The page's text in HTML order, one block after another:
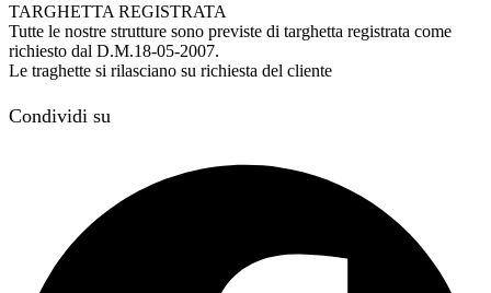
TARGHETTA REGISTRATA
Tutte le nostre strutture sono previste di targhetta registrata come
richiesto dal D.M.18-05-2007.
Le traghette si rilasciano su richiesta del cliente
Condividi su